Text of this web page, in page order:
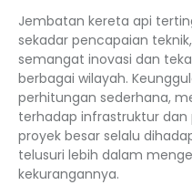
Jembatan kereta api
sekadar pencapaian
semangat inovasi dan
berbagai wilayah.
perhitungan sederhana,
terhadap infrastruktur dan
proyek besar selalu
telusuri lebih dalam
kekurangannya.